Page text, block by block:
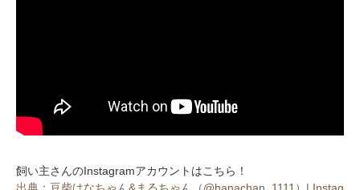
飼い主さんのInstagramアカウントはこちら！
出典：豆柴はなちゃん&まるちゃん（@hanachan_1111）| Instag